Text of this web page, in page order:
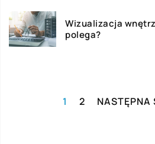
Wizualizacja
polega?
1 2 NASTĘPNA